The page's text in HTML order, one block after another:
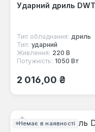
Ударний дриль
Тип обладнання: дриль
Тип: ударний
Живлення: 220 В
Потужність: 1050 Вт
Звичайна ціна:
2 016,00 ₴
Немає в наявності